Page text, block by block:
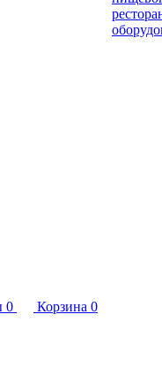
0 Корзина 0